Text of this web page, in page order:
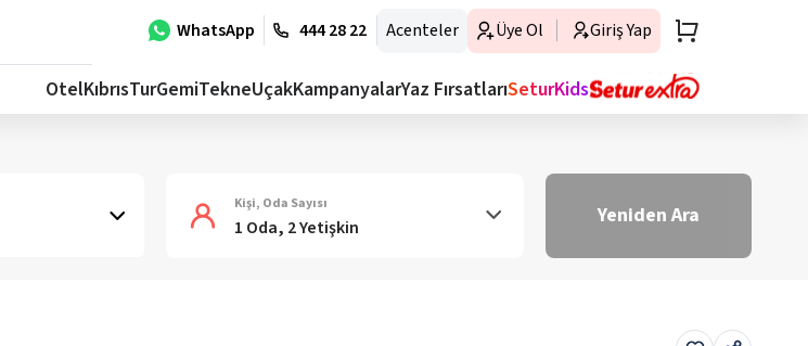
WhatsApp 444 28 22 Acenteler Üye Ol Giriş Yap
OtelKıbrısTurGemiTekneUçakKampanyalarYaz FırsatlarıSeturKids
Kişi, Oda Sayısı
1 Oda, 2 Yetişkin Yeniden Ara